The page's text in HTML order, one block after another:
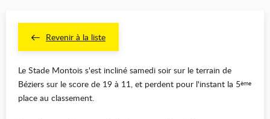
Revenir à la liste
Le Stade Montois s'est incliné samedi soir sur le terrain de
Béziers sur le score de 19 à 11, et perdent pour l'instant la 5ème
place au classement.